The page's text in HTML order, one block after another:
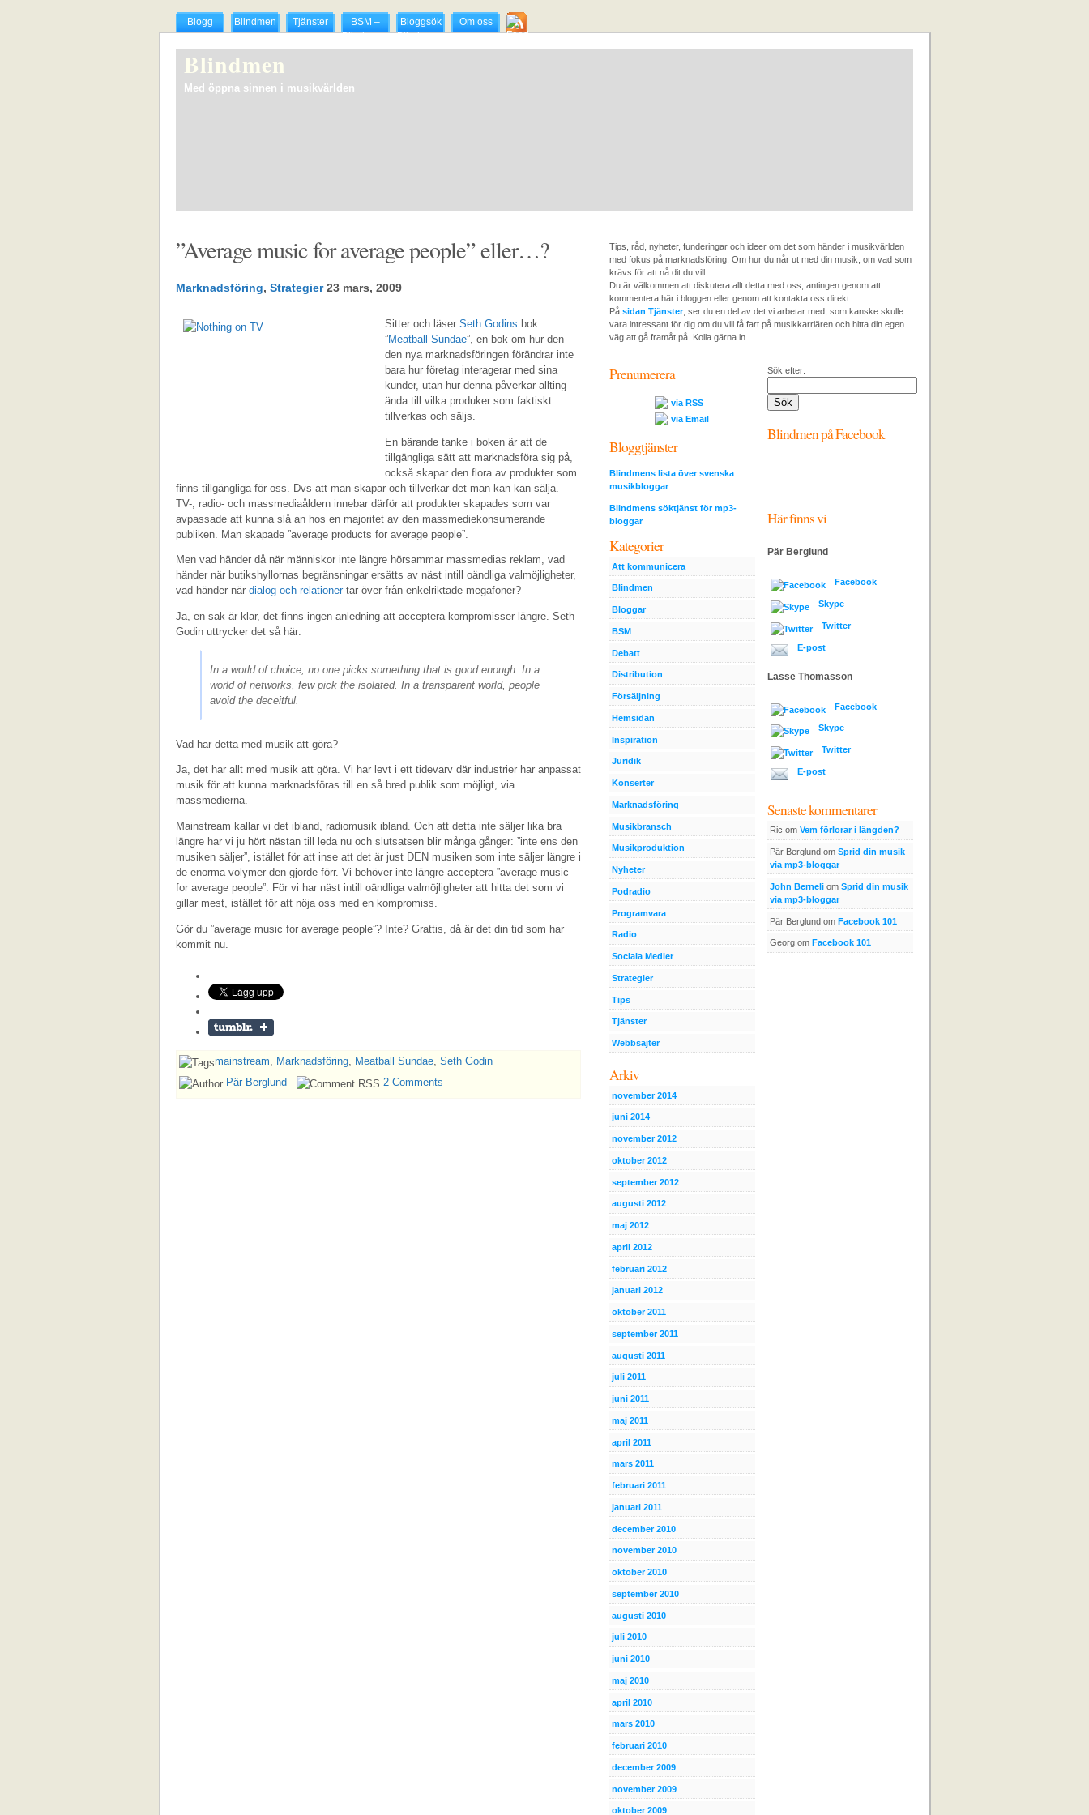
Blogg
Blindmen
presenterar
The Hyper
Actives
Tjänster
BSM –
Blindmens
lista över
Bloggsök
Blindmens
söktjänst
Om oss
Blindmen
Med öppna sinnen i musikvärlden
”Average music for average people” eller…?
Marknadsföring, Strategier23 mars, 2009
Sitter och läser Seth Godins bok
”Meatball Sundae”, en bok om hur den
den nya marknadsföringen förändrar inte
bara hur företag interagerar med sina
kunder, utan hur denna påverkar allting
ända till vilka produker som faktiskt
tillverkas och säljs.
En bärande tanke i boken är att de
tillgängliga sätt att marknadsföra sig på,
också skapar den flora av produkter som
finns tillgängliga för oss. Dvs att man skapar och tillverkar det man kan kan sälja.
TV-, radio- och massmediaåldern innebar därför att produkter skapades som var
avpassade att kunna slå an hos en majoritet av den massmediekonsumerande
publiken. Man skapade ”average products for average people”.
Men vad händer då när människor inte längre hörsammar massmedias reklam, vad
händer när butikshyllornas begränsningar ersätts av näst intill oändliga valmöjligheter,
vad händer när dialog och relationertar över från enkelriktade megafoner?
Ja, en sak är klar, det finns ingen anledning att acceptera kompromisser längre. Seth
Godin uttrycker det så här:
In a world of choice, no one picks something that is good enough. In a
world of networks, few pick the isolated. In a transparent world, people
avoid the deceitful.
Vad har detta med musik att göra?
Ja, det har allt med musik att göra. Vi har levt i ett tidevarv där industrier har anpassat
musik för att kunna marknadsföras till en så bred publik som möjligt, via
massmedierna.
Mainstream kallar vi det ibland, radiomusik ibland. Och att detta inte säljer lika bra
längre har vi ju hört nästan till leda nu och slutsatsen blir många gånger: ”inte ens den
musiken säljer”, istället för att inse att det är just DEN musiken som inte säljer längre i
de enorma volymer den gjorde förr. Vi behöver inte längre acceptera ”average music
for average people”. För vi har näst intill oändliga valmöjligheter att hitta det som vi
gillar mest, istället för att nöja oss med en kompromiss.
Gör du ”average music for average people”? Inte? Grattis, då är det din tid som har
kommit nu.
mainstream Marknadsföring, Meatball Sundae, Seth Godin
Pär Berglund
2 Comments
Tips, råd, nyheter, funderingar och ideer om det som händer i musikvärlden
med fokus på marknadsföring. Om hur du når ut med din musik, om vad som
krävs för att nå dit du vill.
Du är välkommen att diskutera allt detta med oss, antingen genom att
kommentera här i bloggen eller genom att kontakta oss direkt.
På sidan Tjänster, ser du en del av det vi arbetar med, som kanske skulle
vara intressant för dig om du vill få fart på musikkarriären och hitta din egen
väg att gå framåt på. Kolla gärna in.
Prenumerera
via RSS
via Email
Bloggtjänster
Blindmens lista över svenska
musikbloggar
Blindmens söktjänst för mp3-
bloggar
Kategorier
Att kommunicera
Blindmen
Bloggar
BSM
Debatt
Distribution
Försäljning
Hemsidan
Inspiration
Juridik
Konserter
Marknadsföring
Musikbransch
Musikproduktion
Nyheter
Podradio
Programvara
Radio
Sociala Medier
Strategier
Tips
Tjänster
Webbsajter
Arkiv
november 2014
juni 2014
november 2012
oktober 2012
september 2012
augusti 2012
maj 2012
april 2012
februari 2012
januari 2012
oktober 2011
september 2011
augusti 2011
juli 2011
juni 2011
maj 2011
april 2011
mars 2011
februari 2011
januari 2011
december 2010
november 2010
oktober 2010
september 2010
augusti 2010
juli 2010
juni 2010
maj 2010
april 2010
mars 2010
februari 2010
december 2009
november 2009
oktober 2009
Sök efter:
Blindmen på Facebook
Här finns vi
Pär Berglund
Facebook
Skype
Twitter
E-post
Lasse Thomasson
Facebook
Skype
Twitter
E-post
Senaste kommentarer
Ric om Vem förlorar i längden?
Pär Berglund om Sprid din musik
via mp3-bloggar
John Berneliom Sprid din musik
via mp3-bloggar
Pär Berglund om Facebook 101
Georg om Facebook 101